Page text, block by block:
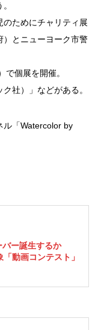
のためにチャリティ展
）とニューヨーク市警
個展を開催。
社）」などがある。
ル「Watercolor by
バー誕生するか
動画コンテスト」